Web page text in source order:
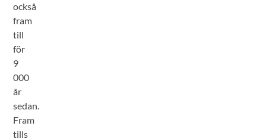
också
fram
till
för
9
000
år
sedan.
Fram
tills